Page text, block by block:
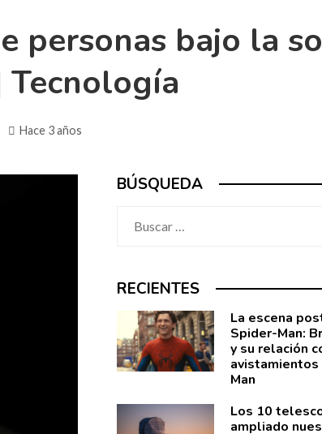
personas bajo la
Hace 3 años
BÚSQUEDA
RECIENTES
La escena
Spider-Man:
y su relación
Man
Los 10
ampliado